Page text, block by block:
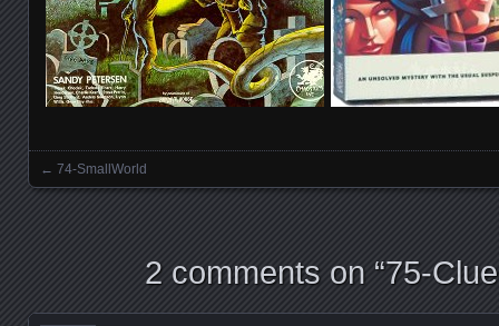
Posts navigation
← 74-SmallWorld
2 comments on “75-